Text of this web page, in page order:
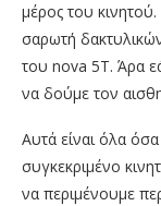
μέρος του
σαρωτή
του nova 5T. Άρα
να δούμε τον
Αυτά είναι όλα
συγκεκριμένο
να περιμένουμε